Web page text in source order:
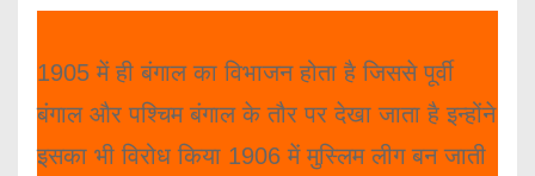
1905 में ही बंगाल का विभाजन होता है जिससे पूर्वी
बंगाल और पश्चिम बंगाल के तौर पर देखा जाता है इन्होंने
इसका भी विरोध किया 1906 में मुस्लिम लीग बन जाती